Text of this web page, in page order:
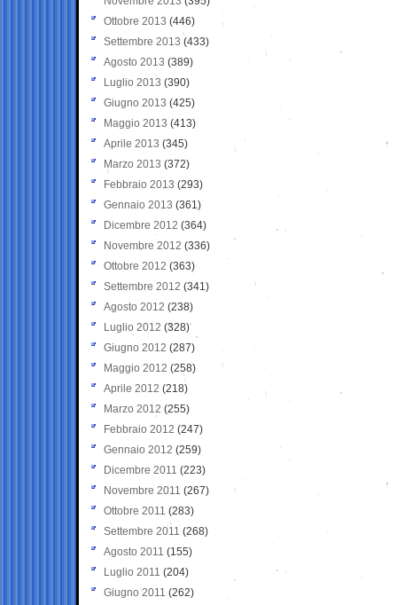
Ottobre 2013 (446)
Settembre 2013 (433)
Agosto 2013 (389)
Luglio 2013 (390)
Giugno 2013 (425)
Maggio 2013 (413)
Aprile 2013 (345)
Marzo 2013 (372)
Febbraio 2013 (293)
Gennaio 2013 (361)
Dicembre 2012 (364)
Novembre 2012 (336)
Ottobre 2012 (363)
Settembre 2012 (341)
Agosto 2012 (238)
Luglio 2012 (328)
Giugno 2012 (287)
Maggio 2012 (258)
Aprile 2012 (218)
Marzo 2012 (255)
Febbraio 2012 (247)
Gennaio 2012 (259)
Dicembre 2011 (223)
Novembre 2011 (267)
Ottobre 2011 (283)
Settembre 2011 (268)
Agosto 2011 (155)
Luglio 2011 (204)
Giugno 2011 (262)